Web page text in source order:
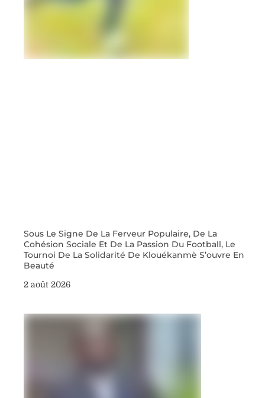
Sous Le Signe De La Ferveur Populaire, De La
Cohésion Sociale Et De La Passion Du Football, Le
Tournoi De La Solidarité De Klouékanmè S’ouvre En
Beauté
2 août 2026